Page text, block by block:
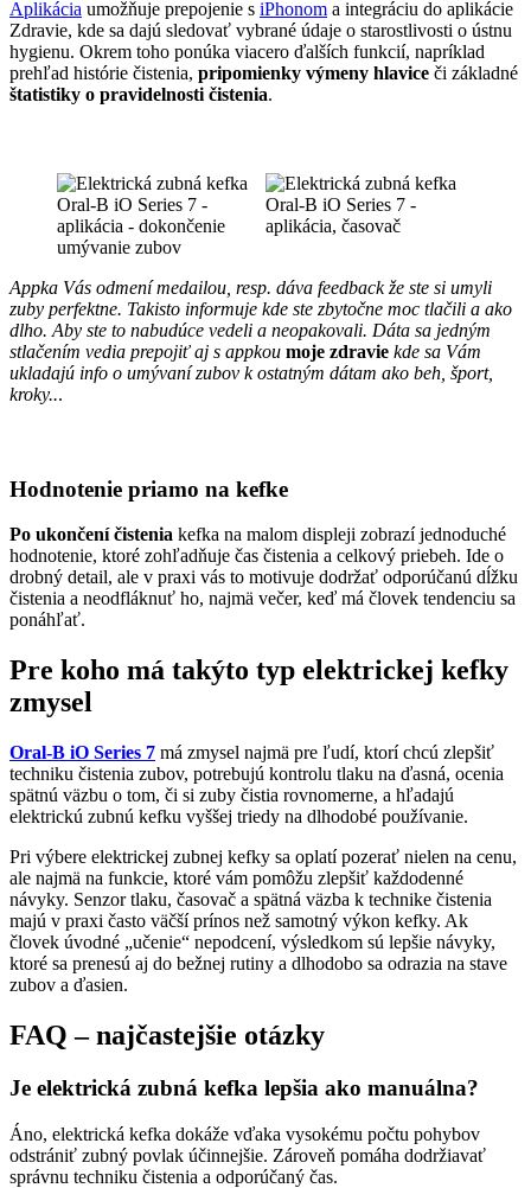
Aplikácia umožňuje prepojenie s iPhonom a integráciu do aplikácie
Zdravie, kde sa dajú sledovať vybrané údaje o starostlivosti o ústnu
hygienu. Okrem toho ponúka viacero ďalších funkcií, napríklad
prehľad histórie čistenia, pripomienky výmeny hlavice či základné
štatistiky o pravidelnosti čistenia.
Appka Vás odmení medailou, resp. dáva feedback že ste si umyli
zuby perfektne. Takisto informuje kde ste zbytočne moc tlačili a ako
dlho. Aby ste to nabudúce vedeli a neopakovali. Dáta sa jedným
stlačením vedia prepojiť aj s appkou moje zdravie kde sa Vám
ukladajú info o umývaní zubov k ostatným dátam ako beh, šport,
kroky...
Hodnotenie priamo na kefke
Po ukončení čistenia kefka na malom displeji zobrazí jednoduché
hodnotenie, ktoré zohľadňuje čas čistenia a celkový priebeh. Ide o
drobný detail, ale v praxi vás to motivuje dodržať odporúčanú dĺžku
čistenia a neodfláknuť ho, najmä večer, keď má človek tendenciu sa
ponáhľať.
Pre koho má takýto typ elektrickej kefky
zmysel
Oral-B iO Series 7 má zmysel najmä pre ľudí, ktorí chcú zlepšiť
techniku čistenia zubov, potrebujú kontrolu tlaku na ďasná, ocenia
spätnú väzbu o tom, či si zuby čistia rovnomerne, a hľadajú
elektrickú zubnú kefku vyššej triedy na dlhodobé používanie.
Pri výbere elektrickej zubnej kefky sa oplatí pozerať nielen na cenu,
ale najmä na funkcie, ktoré vám pomôžu zlepšiť každodenné
návyky. Senzor tlaku, časovač a spätná väzba k technike čistenia
majú v praxi často väčší prínos než samotný výkon kefky. Ak
človek úvodné „učenie“ nepodcení, výsledkom sú lepšie návyky,
ktoré sa prenesú aj do bežnej rutiny a dlhodobo sa odrazia na stave
zubov a ďasien.
FAQ – najčastejšie otázky
Je elektrická zubná kefka lepšia ako manuálna?
Áno, elektrická kefka dokáže vďaka vysokému počtu pohybov
odstrániť zubný povlak účinnejšie. Zároveň pomáha dodržiavať
správnu techniku čistenia a odporúčaný čas.